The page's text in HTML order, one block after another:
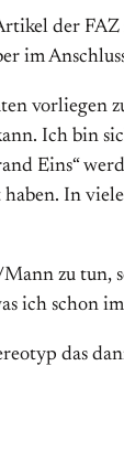
der
im
vorliegen
Ich bin
Eins“
In
zu
ich schon
das